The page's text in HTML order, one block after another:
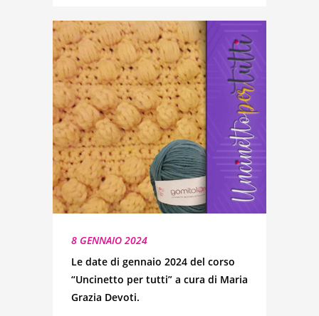
8 GENNAIO 2024
Le date di gennaio 2024 del corso
“Uncinetto per tutti” a cura di Maria
Grazia Devoti.